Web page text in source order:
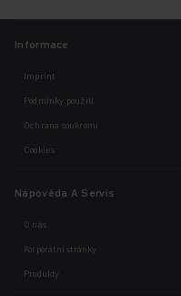
Informace
Imprint
Podmínky použití
Ochrana soukromí
Cookies
Nápověda A Servis
O nás
Korporátní stránky
Produkty